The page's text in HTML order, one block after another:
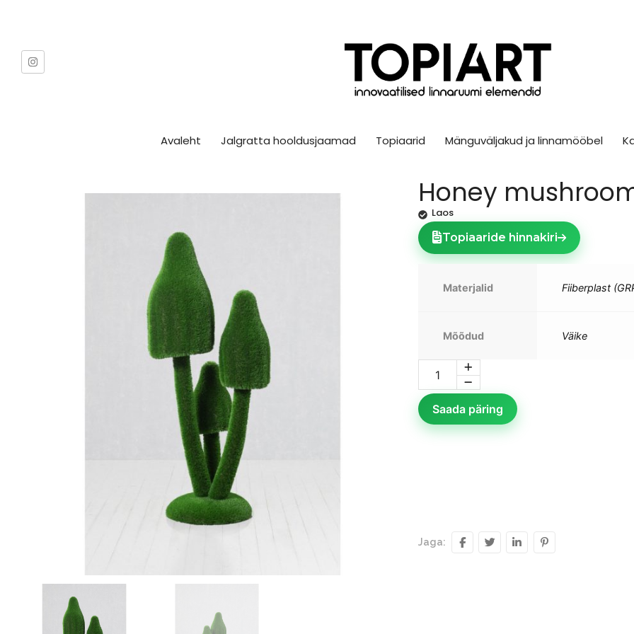
Avaleht Jalgratta hooldusjaamad Topiaarid Mänguväljakud ja linnamööbel
Honey
Laos
Topiaaride hinnakiri
Materjalid Fiiberplast
Mõõdud Väike
Saada päring
Jaga: